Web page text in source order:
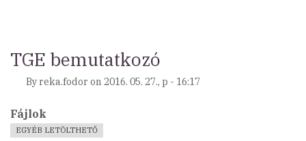
közlemény)
TGE bemutatkozó
By reka.fodor on 2016. 05. 27., p - 16:17
Fájlok
EGYÉB LETÖLTHETŐ